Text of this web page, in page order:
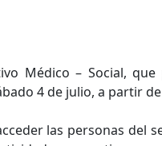
Médico – Social,
4 de julio, a partir
las personas del